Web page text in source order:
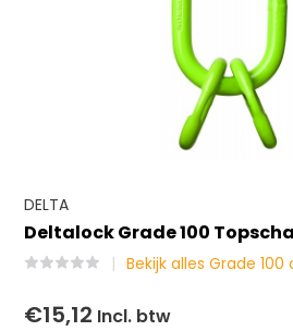
DELTA
Deltalock Grade 100
Bekijk alles Grade
€15,12 Incl. btw